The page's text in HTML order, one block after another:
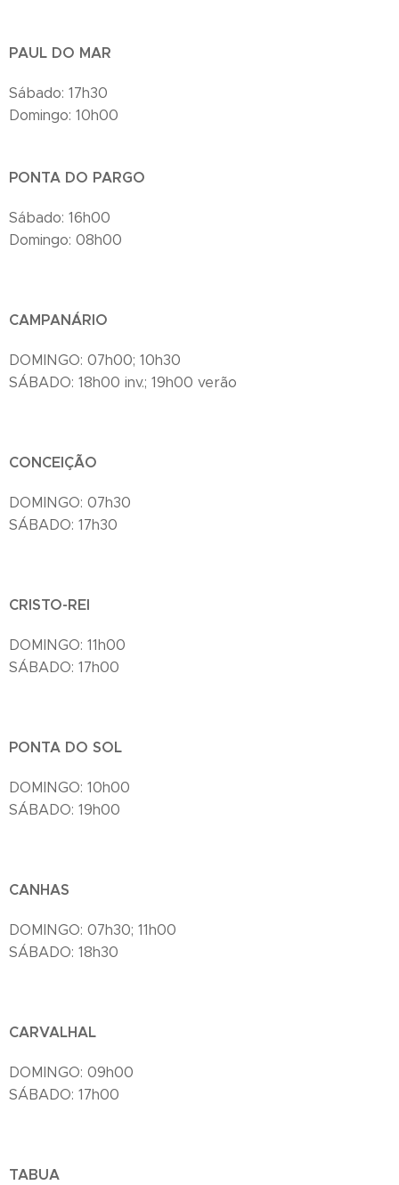
PAUL DO MAR
Sábado: 17h30
Domingo: 10h00
PONTA DO PARGO
Sábado: 16h00
Domingo: 08h00
CAMPANÁRIO
DOMINGO: 07h00; 10h30
SÁBADO: 18h00 inv.; 19h00 verão
CONCEIÇÃO
DOMINGO: 07h30
SÁBADO: 17h30
CRISTO-REI
DOMINGO: 11h00
SÁBADO: 17h00
PONTA DO SOL
DOMINGO: 10h00
SÁBADO: 19h00
CANHAS
DOMINGO: 07h30; 11h00
SÁBADO: 18h30
CARVALHAL
DOMINGO: 09h00
SÁBADO: 17h00
TABUA